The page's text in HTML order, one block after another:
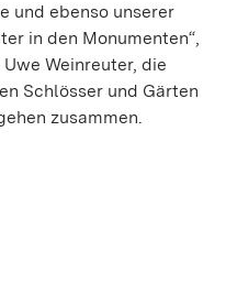
und ebenso unserer
in den Monumenten“,
Weinreuter, die
Schlösser und Gärten
zusammen.